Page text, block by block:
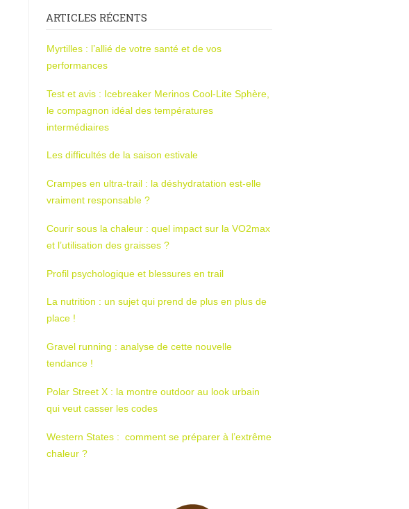
ARTICLES RÉCENTS
Myrtilles : l’allié de votre santé et de vos
performances
Test et avis : Icebreaker Merinos Cool-Lite Sphère,
le compagnon idéal des températures
intermédiaires
Les difficultés de la saison estivale
Crampes en ultra-trail : la déshydratation est-elle
vraiment responsable ?
Courir sous la chaleur : quel impact sur la VO2max
et l’utilisation des graisses ?
Profil psychologique et blessures en trail
La nutrition : un sujet qui prend de plus en plus de
place !
Gravel running : analyse de cette nouvelle
tendance !
Polar Street X : la montre outdoor au look urbain
qui veut casser les codes
Western States : comment se préparer à l’extrême
chaleur ?